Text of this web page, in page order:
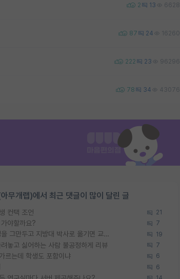
2 13 6628
87 24 16260
222 23 96296
78 34 43076
무개랩)에서 최근 댓글이 많이 달린 글
컨택 조언 21
야할까요? 7
SSH 박사과정을 그만두고 지방대 박사로 옮기면 교수의 꿈은 끝일까요? 19
놓고 싫어하는 사람 불공정하게 리뷰 7
르는데 학생도 포함이냐 6
6